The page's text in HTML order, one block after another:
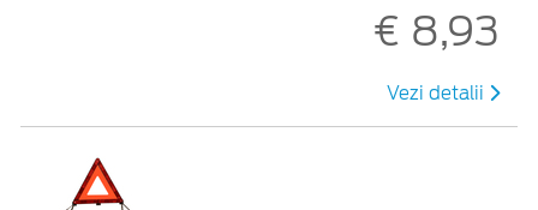
€ 8,93
Vezi detalii